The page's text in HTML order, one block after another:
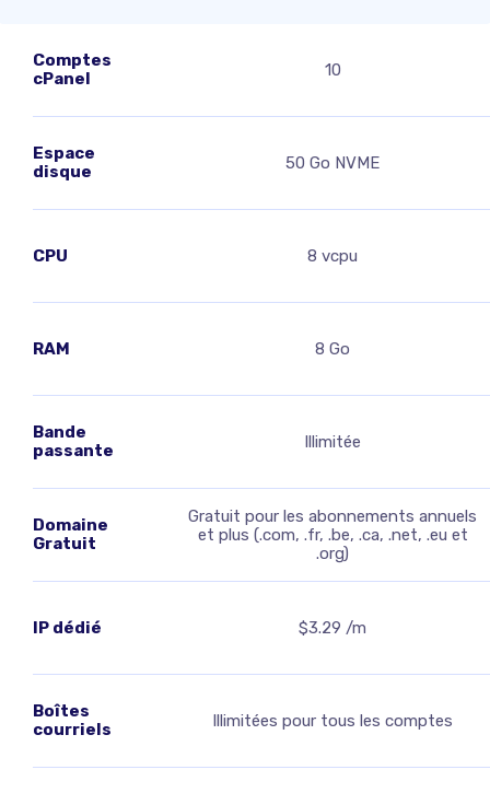
Comptes
cPanel
Espace
disque
CPU
RAM
Bande
passante
Domaine
Gratuit
IP dédié
Boîtes
courriels
10
50 Go NVME
8 vcpu
8 Go
Illimitée
Gratuit pour les abonnements annuels
et plus (.com, .fr, .be, .ca, .net, .eu et
.org)
$3.29 /m
Illimitées pour tous les comptes